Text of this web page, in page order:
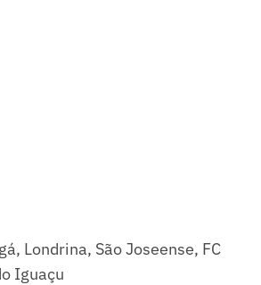
Londrina, São Joseense, FC
Iguaçu